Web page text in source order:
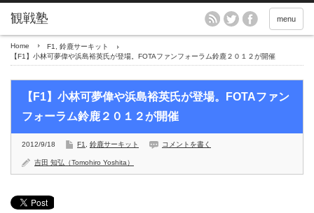
menu
Home F1
鈴鹿サーキット
【F1】小林可夢偉や浜島裕英氏が登場。FOTAファンフォーラム鈴鹿２０１２が開催
【F1】小林可夢偉や浜島裕英氏が登場。FOTAファン
フォーラム鈴鹿２０１２が開催
2012/9/18 F1 鈴鹿サーキット コメントを書く
吉田 知弘（Tomohiro Yoshita）